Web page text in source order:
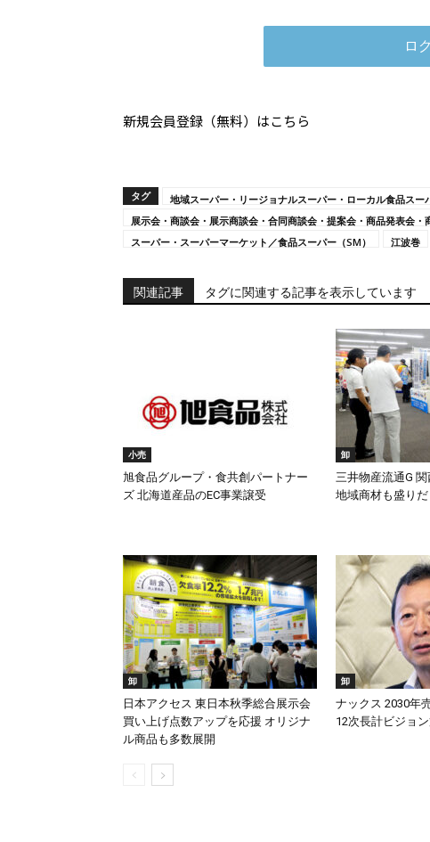
新規会員登録（無料）はこちら
タグ
地域スーパー・リージョナルスーパー・ローカル食品スー
展示会・商談会・展示商談会・合同商談会・提案会・商品発表会・
スーパー・スーパーマーケット／食品スーパー（SM）
江波巻
関連記事 タグに関連する記事を表示しています
小売
旭食品グループ・食共創パートナー
ズ 北海道産品のEC事業譲受
卸
三井物産流通G
地域商材も盛り
卸
日本アクセス 東日本秋季総合展示会
買い上げ点数アップを応援 オリジナ
ル商品も多数展開
卸
ナックス 2030年
12次長計ビジョ